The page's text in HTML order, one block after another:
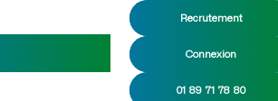
Recrutement
Connexion
01 89 71 78 80